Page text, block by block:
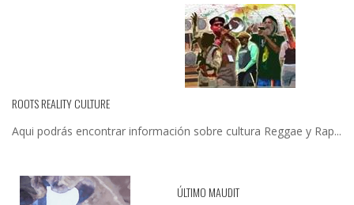
ROOTS REALITY CULTURE
Aqui podrás encontrar información sobre cultura Reggae y Rap...
ÚLTIMO MAUDIT